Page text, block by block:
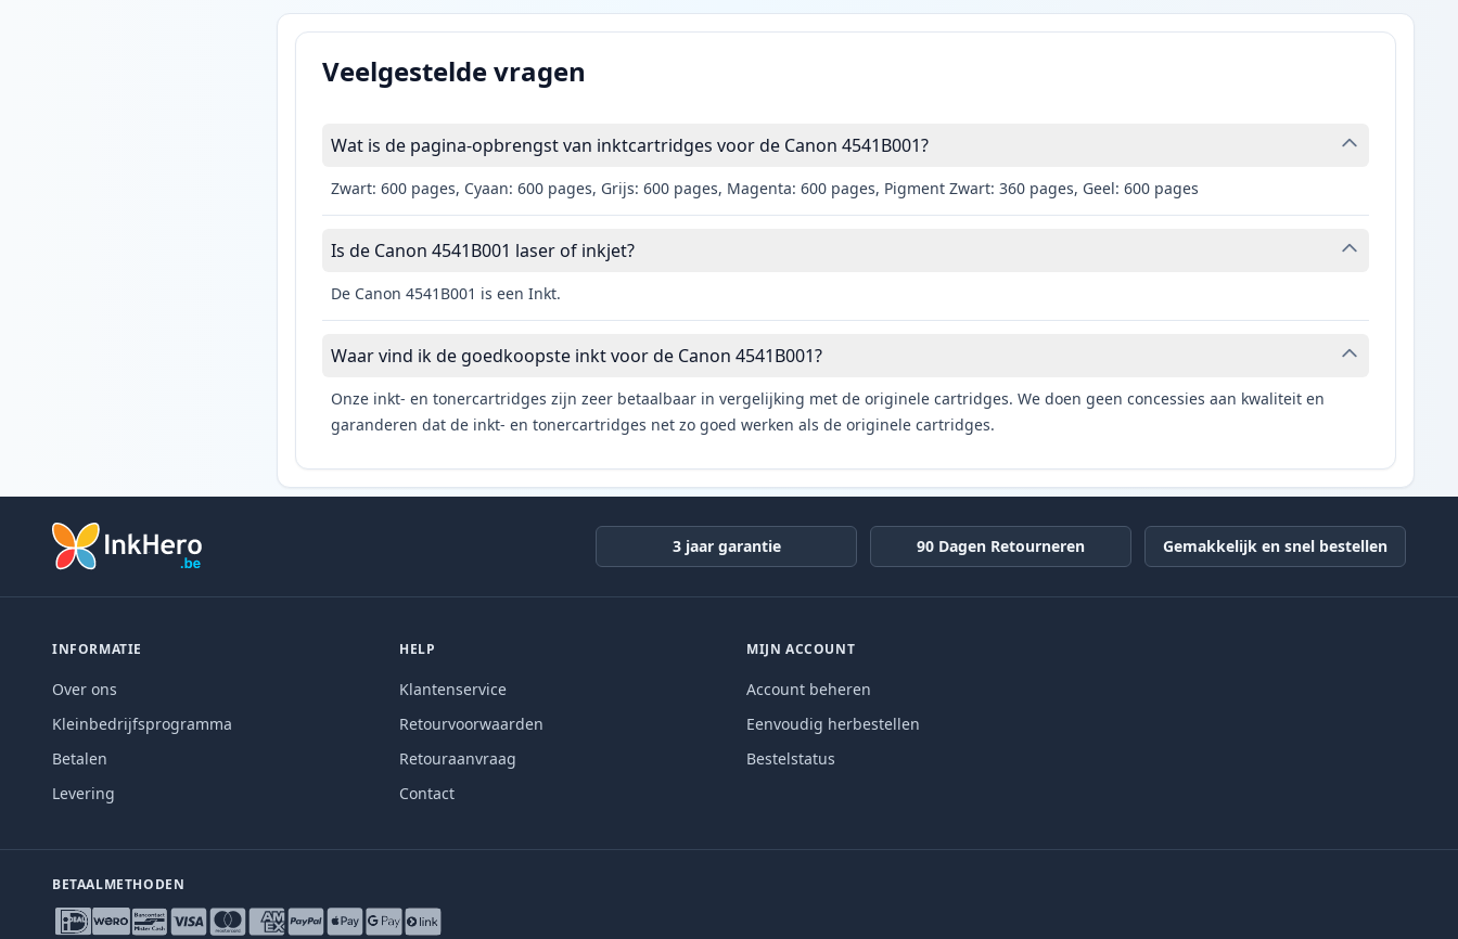
Veelgestelde vragen
Wat is de pagina-opbrengst van inktcartridges voor de Canon 4541B001?
Zwart: 600 pages, Cyaan: 600 pages, Grijs: 600 pages, Magenta: 600 pages, Pigment Zwart: 360 pages, Geel: 600 pages
Is de Canon 4541B001 laser of inkjet?
De Canon 4541B001 is een Inkt.
Waar vind ik de goedkoopste inkt voor de Canon 4541B001?
Onze inkt- en tonercartridges zijn zeer betaalbaar in vergelijking met de originele cartridges. We doen geen concessies aan kwaliteit en
garanderen dat de inkt- en tonercartridges net zo goed werken als de originele cartridges.
3 jaar garantie 90 Dagen Retourneren Gemakkelijk en snel bestellen
INFORMATIE
Over ons
Kleinbedrijfsprogramma
Betalen
Levering
HELP
Klantenservice
Retourvoorwaarden
Retouraanvraag
Contact
MIJN ACCOUNT
Account beheren
Eenvoudig herbestellen
Bestelstatus
BETAALMETHODEN